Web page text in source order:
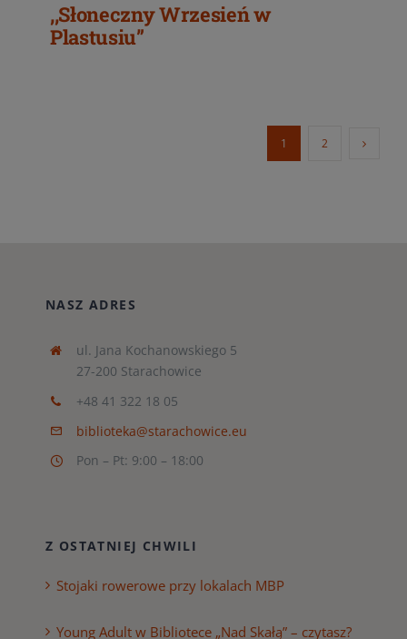
,,Słoneczny Wrzesień w
Plastusiu”
1 2
NASZ ADRES
ul. Jana Kochanowskiego 5
27-200 Starachowice
+48 41 322 18 05
biblioteka@starachowice.eu
Pon – Pt: 9:00 – 18:00
Z OSTATNIEJ CHWILI
Stojaki rowerowe przy lokalach MBP
Young Adult w Bibliotece „Nad Skałą” – czytasz?